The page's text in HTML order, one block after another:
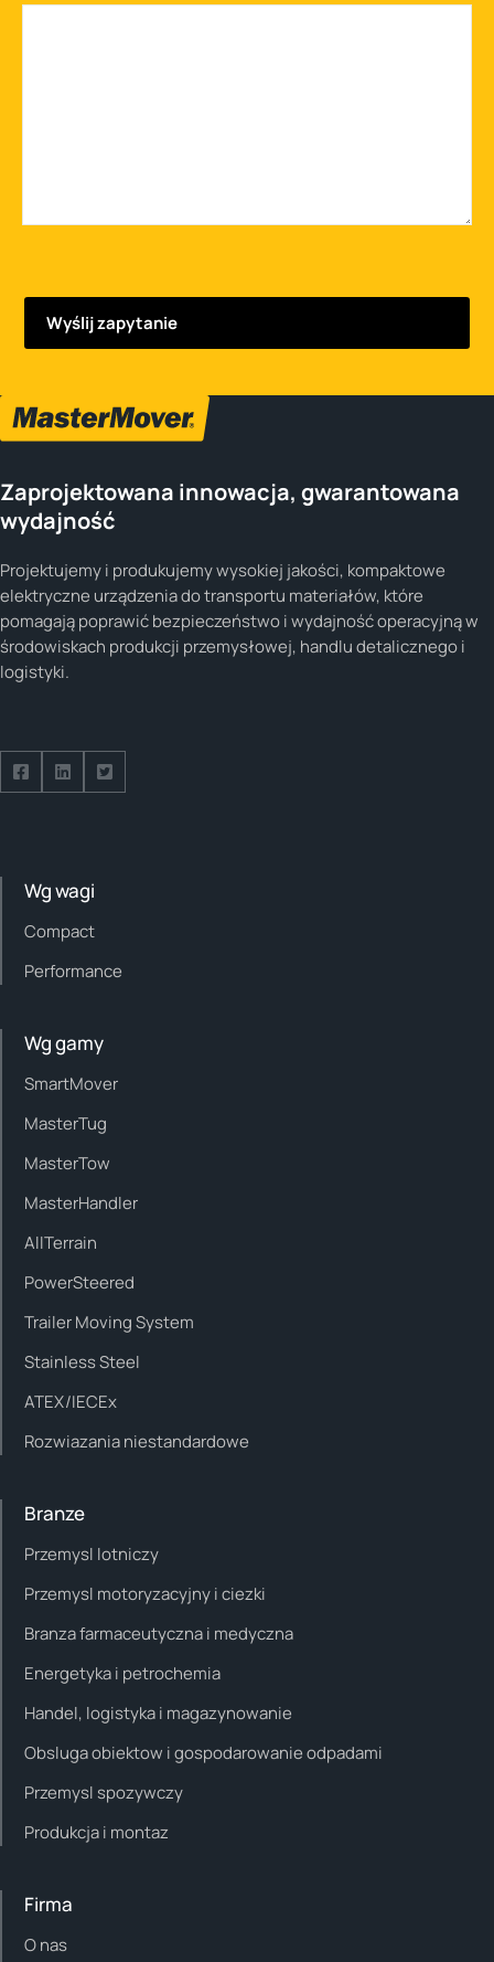
Zaprojektowana innowacja, gwarantowana
wydajność
Projektujemy i produkujemy wysokiej jakości, kompaktowe
elektryczne urządzenia do transportu materiałów, które
pomagają poprawić bezpieczeństwo i wydajność operacyjną w
środowiskach produkcji przemysłowej, handlu detalicznego i
logistyki.
Follow us on Facebook
Follow us on Facebook
Follow us on Facebook
Wg wagi
Compact
Performance
Wg gamy
SmartMover
MasterTug
MasterTow
MasterHandler
AllTerrain
PowerSteered
Trailer Moving System
Stainless Steel
ATEX/IECEx
Rozwiazania niestandardowe
Branze
Przemysl lotniczy
Przemysl motoryzacyjny i ciezki
Branza farmaceutyczna i medyczna
Energetyka i petrochemia
Handel, logistyka i magazynowanie
Obsluga obiektow i gospodarowanie odpadami
Przemysl spozywczy
Produkcja i montaz
Firma
O nas